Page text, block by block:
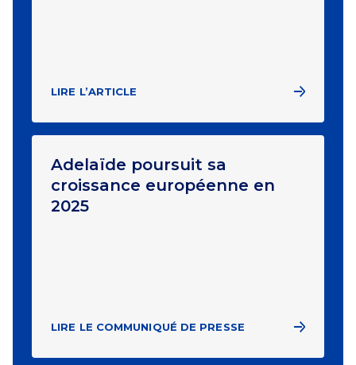
LIRE L’ARTICLE
Adelaïde poursuit sa
croissance européenne en
2025
LIRE LE COMMUNIQUÉ DE PRESSE